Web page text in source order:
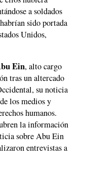
a soldados
sido portada
Unidos,
Ein, alto cargo
tras un altercado
su noticia
los medios y
humanos.
la información
sobre Abu Ein
entrevistas a